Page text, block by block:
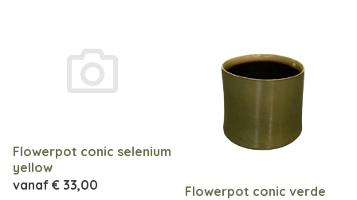
Flowerpot conic selenium
yellow
vanaf € 33,00
Flowerpot conic verde